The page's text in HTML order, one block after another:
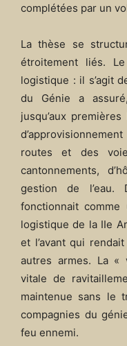
complétées par un
La thèse se
étroitement liés.
logistique : il s’agit
du Génie a
jusqu’aux
routes et des
cantonnements,
gestion de l’eau.
fonctionnait
logistique de la IIe
et l’avant qui
autres armes. La «
vitale de
maintenue sans le
compagnies du
feu ennemi.